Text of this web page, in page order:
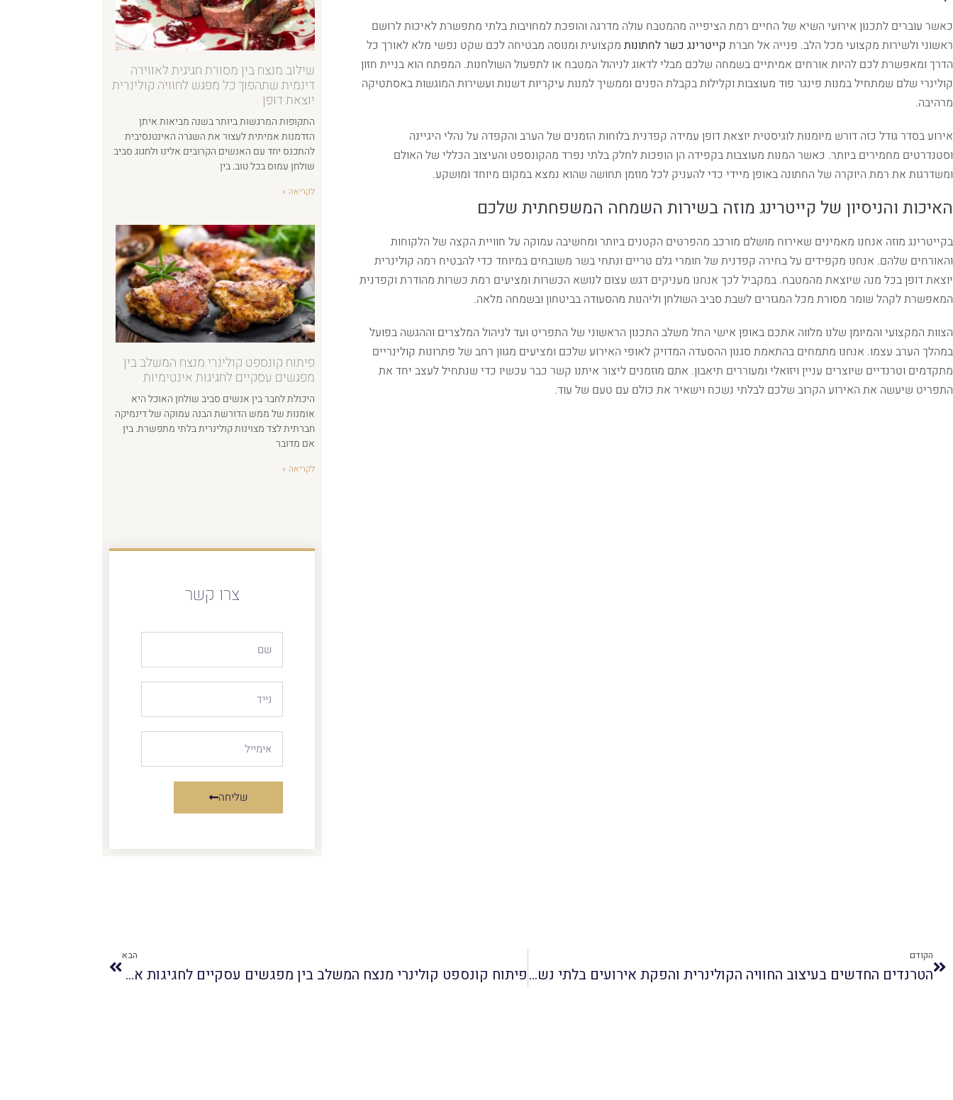
כאשר עוברים לתכנון אירועי השיא של החיים רמת הציפייה מהמטבח עולה מדרגה והופכת למחויבות בלתי מתפשרת לאיכות לרושם
ראשוני ולשירות מקצועי מכל הלב. פנייה אל חברת קייטרינג כשר לחתונות מקצועית ומנוסה מבטיחה לכם שקט נפשי מלא לאורך כל
הדרך ומאפשרת לכם להיות אורחים אמיתיים בשמחה שלכם מבלי לדאוג לניהול המטבח או לתפעול השולחנות. המפתח הוא בניית חזון
קולינרי שלם שמתחיל במנות פינגר פוד מעוצבות וקלילות בקבלת הפנים וממשיך למנות עיקריות דשנות ועשירות המוגשות באסתטיקה
מרהיבה.
אירוע בסדר גודל כזה דורש מיומנות לוגיסטית יוצאת דופן עמידה קפדנית בלוחות הזמנים של הערב והקפדה על נהלי היגיינה
וסטנדרטים מחמירים ביותר. כאשר המנות מעוצבות בקפידה הן הופכות לחלק בלתי נפרד מהקונספט והעיצוב הכללי של האולם
ומשדרגות את רמת היוקרה של החתונה באופן מיידי כדי להעניק לכל מוזמן תחושה שהוא נמצא במקום מיוחד ומושקע.
האיכות והניסיון של קייטרינג מוזה בשירות השמחה המשפחתית שלכם
בקייטרינג מוזה אנחנו מאמינים שאירוח מושלם מורכב מהפרטים הקטנים ביותר ומחשיבה עמוקה על חוויית הקצה של הלקוחות
והאורחים שלהם. אנחנו מקפידים על בחירה קפדנית של חומרי גלם טריים ונתחי בשר משובחים במיוחד כדי להבטיח רמה קולינרית
יוצאת דופן בכל מנה שיוצאת מהמטבח. במקביל לכך אנחנו מעניקים דגש עצום לנושא הכשרות ומציעים רמת כשרות מהודרת וקפדנית
המאפשרת לקהל שומר מסורת מכל המגזרים לשבת סביב השולחן וליהנות מהסעודה בביטחון ובשמחה מלאה.
הצוות המקצועי והמיומן שלנו מלווה אתכם באופן אישי החל משלב התכנון הראשוני של התפריט ועד לניהול המלצרים וההגשה בפועל
במהלך הערב עצמו. אנחנו מתמחים בהתאמת סגנון ההסעדה המדויק לאופי האירוע שלכם ומציעים מגוון רחב של פתרונות קולינריים
מתקדמים וטרנדיים שיוצרים עניין ויזואלי ומעוררים תיאבון. אתם מוזמנים ליצור איתנו קשר כבר עכשיו כדי שנתחיל לעצב יחד את
התפריט שיעשה את האירוע הקרוב שלכם לבלתי נשכח וישאיר את כולם עם טעם של עוד.
שילוב מנצח בין מסורת חגיגית לאווירה
דינמית שתהפוך כל מפגש לחוויה קולינרית
יוצאת דופן
התקופות המרגשות ביותר בשנה מביאות איתן
הזדמנות אמיתית לעצור את השגרה האינטנסיבית
להתכנס יחד עם האנשים הקרובים אלינו ולחגוג סביב
שולחן עמוס בכל טוב. בין
לקריאה »
פיתוח קונספט קולינרי מנצח המשלב בין
מפגשים עסקיים לחגיגות אינטימיות
היכולת לחבר בין אנשים סביב שולחן האוכל היא
אומנות של ממש הדורשת הבנה עמוקה של דינמיקה
חברתית לצד מצוינות קולינרית בלתי מתפשרת. בין
אם מדובר
לקריאה »
צרו קשר
שליחה
הקודם
הטרנדים החדשים בעיצוב החוויה הקולינרית והפקת אירועים בלתי נשכחים
הבא
פיתוח קונספט קולינרי מנצח המשלב בין מפגשים עסקיים לחגיגות אינטימיות